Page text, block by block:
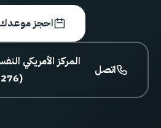
احجز موعدك
اتصل
(2276)